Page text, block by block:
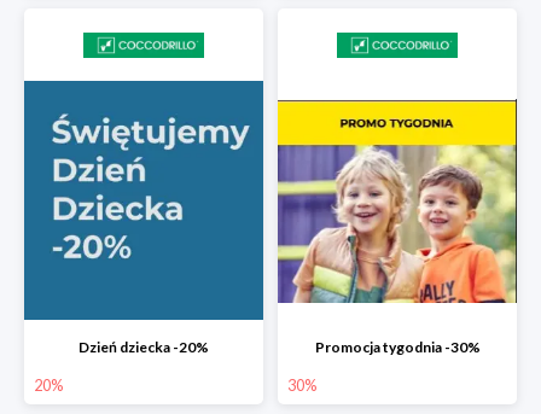
Dzień dziecka -20%
20%
Promocja tygodnia -30%
30%